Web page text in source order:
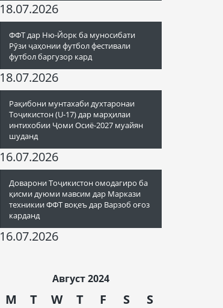
18.07.2026
ФФТ дар Ню-Йорк ба муносибати
Рӯзи ҷаҳонии футбол фестивали
футбол баргузор кард
18.07.2026
Рақибони мунтахаби духтаронаи
Тоҷикистон (U-17) дар марҳилаи
интихобии Ҷоми Осиё-2027 муайян
шуданд
16.07.2026
Доварони Тоҷикистон омодагиро ба
қисми дуюми мавсим дар Маркази
техникии ФФТ воқеъ дар Варзоб оғоз
карданд
16.07.2026
Август 2024
M T W T F S S